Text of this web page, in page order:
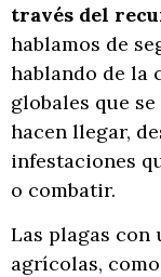
través del
hablamos de
hablando de la
globales que
hacen llegar,
infestaciones
o combatir.
Las plagas
agrícolas, como